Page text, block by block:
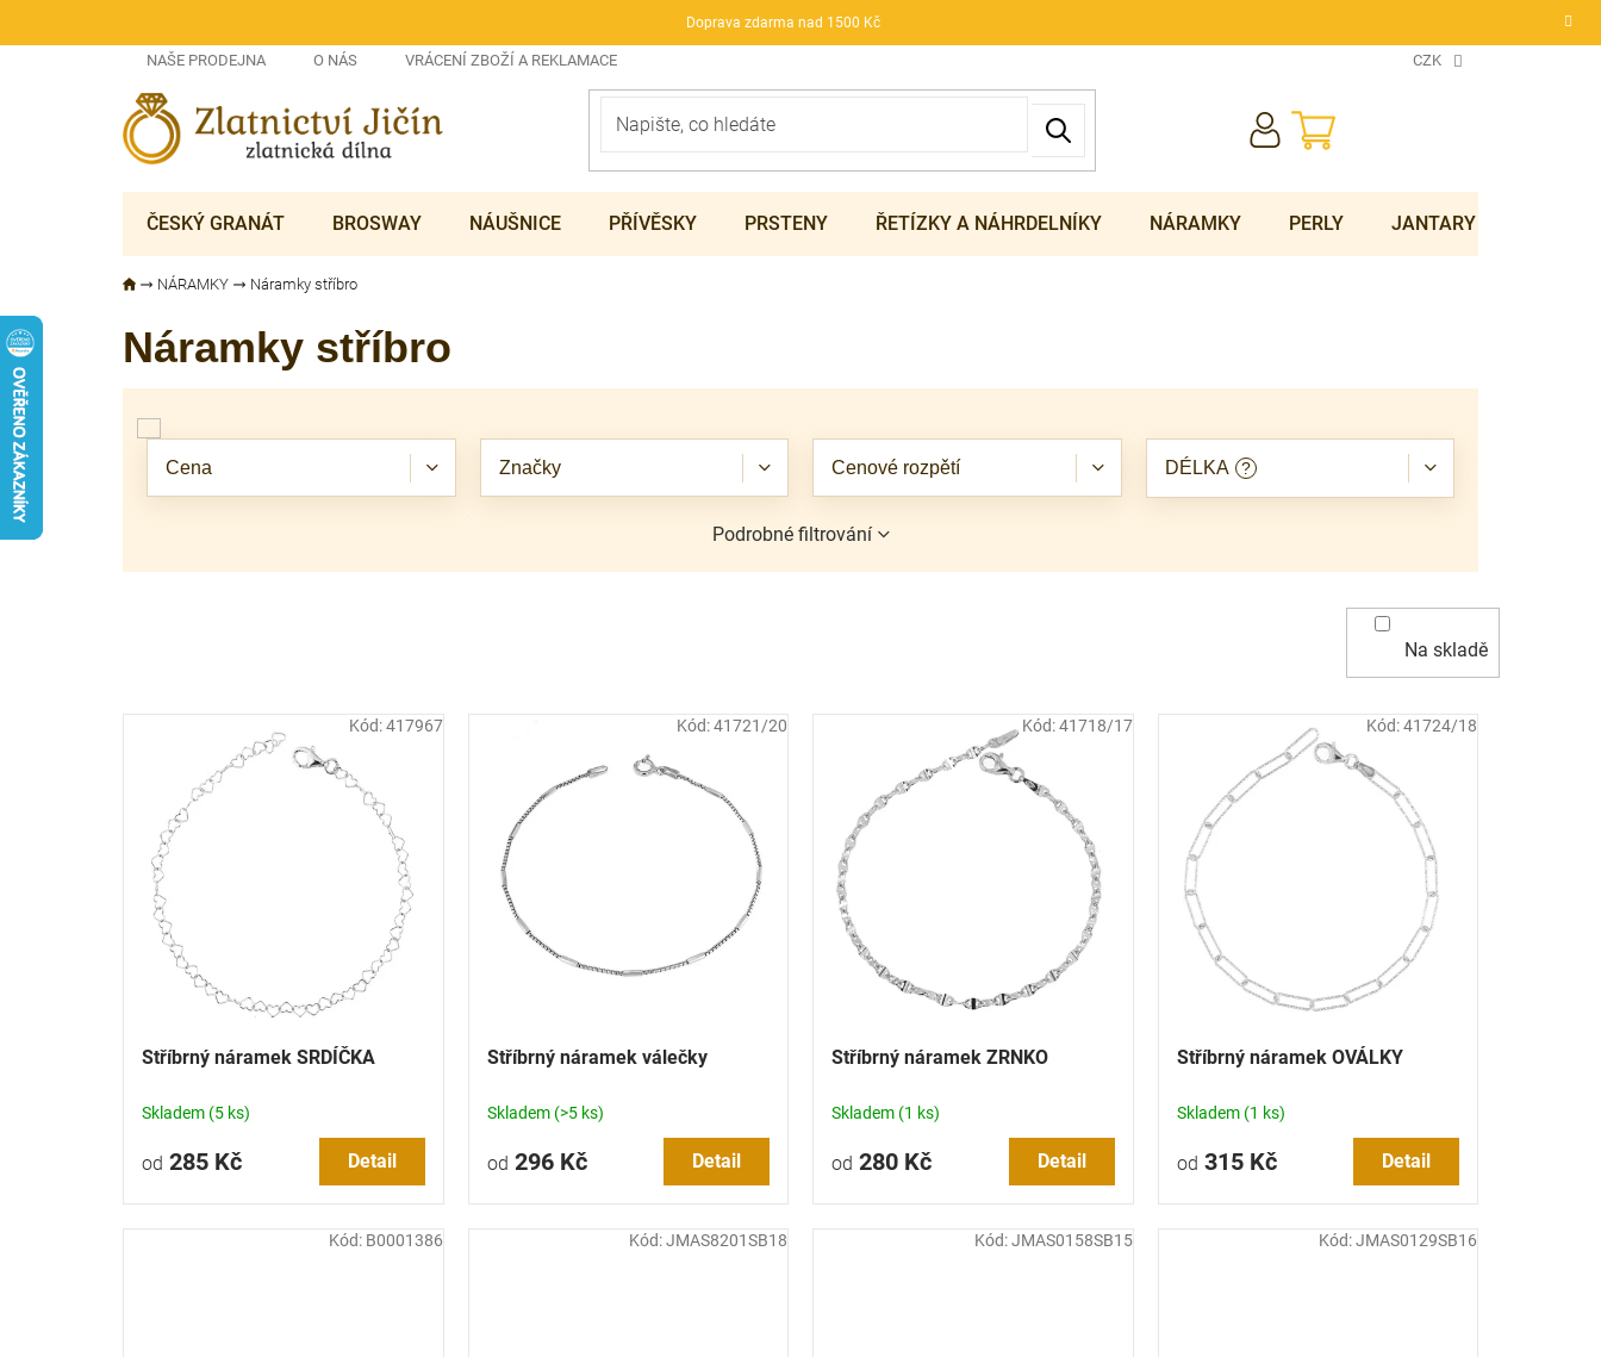
Doprava zdarma nad 1500 Kč
NAŠE PRODEJNA O NÁS VRÁCENÍ ZBOŽÍ A REKLAMACE CZK
NÁKUPNÍ
KOŠÍK
ČESKÝ GRANÁT BROSWAY NÁUŠNICE PŘÍVĚSKY PRSTENY ŘETÍZKY A NÁHRDELNÍKY NÁRAMKY PERLY JANTARY
NÁRAMKY Náramky stříbro
Náramky stříbro
Na skladě
Cena Značky Cenové rozpětí DÉLKA ?
Podrobné filtrování
ů
Stříbrný náramek SRDÍČKA
Skladem (5 ks)
od 285 Kč Detail
Kód:417967
Stříbrný náramek válečky
Skladem (>5 ks)
od 296 Kč Detail
Kód:41721/20
Stříbrný náramek ZRNKO
Skladem (1 ks)
od 280 Kč Detail
Kód:41718/17
Stříbrný náramek OVÁLKY
Skladem (1 ks)
od 315 Kč Detail
Kód:41724/18
Kód: B0001386 Kód:JMAS8201SB18 Kód:JMAS0158SB15 Kód:JMAS0129SB16